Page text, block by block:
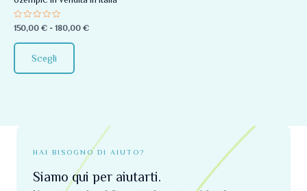
Valutato
0
su
5
150,00 € - 180,00 €
Scegli
scelte
nella
HAI BISOGNO DI AIUTO?
Siamo qui per aiutarti.